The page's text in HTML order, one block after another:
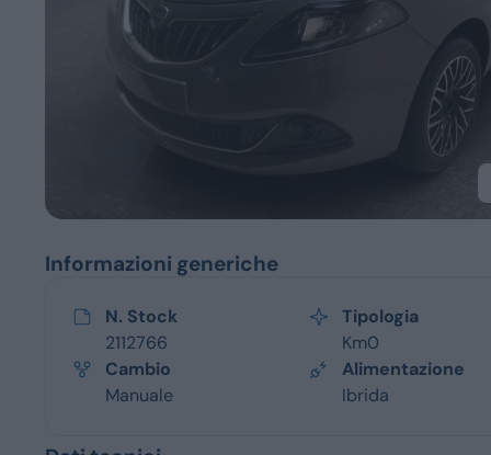
Servizi
Informazioni generiche
N. Stock
2112766
Tipologia
Km0
Cambio
Manuale
Alimentazione
Ibrida